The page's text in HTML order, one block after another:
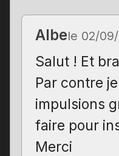
Albele 02/
Salut ! Et
Par contre
impulsions
faire pour
Merci